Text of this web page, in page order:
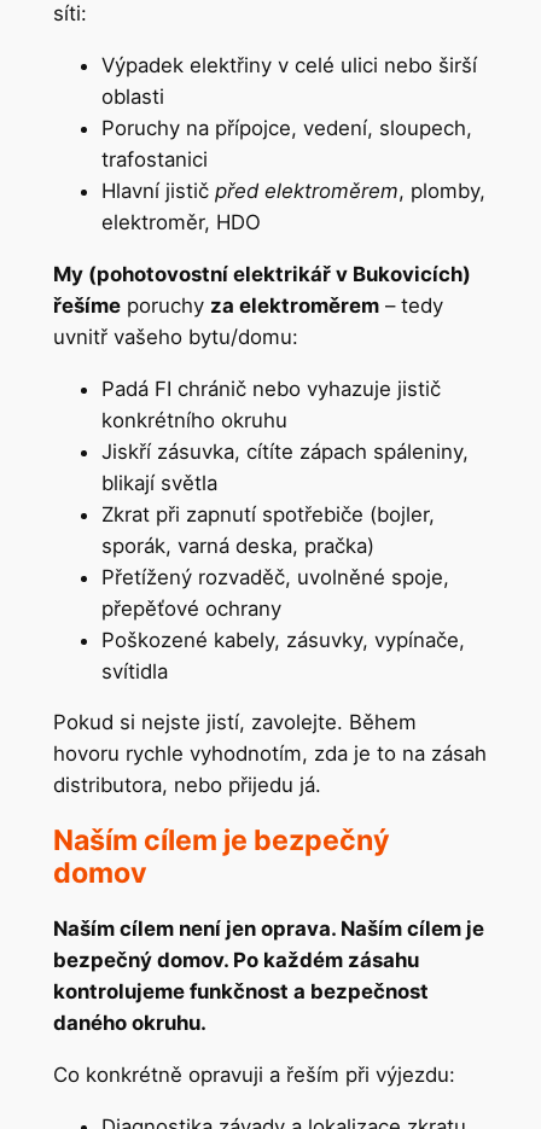
síti:
Výpadek elektřiny v celé ulici nebo širší
oblasti
Poruchy na přípojce, vedení, sloupech,
trafostanici
Hlavní jistič před elektroměrem, plomby,
elektroměr, HDO
My (pohotovostní elektrikář v Bukovicích)
řešímeporuchy za elektroměrem– tedy
uvnitř vašeho bytu/domu:
Padá FI chránič nebo vyhazuje jistič
konkrétního okruhu
Jiskří zásuvka, cítíte zápach spáleniny,
blikají světla
Zkrat při zapnutí spotřebiče (bojler,
sporák, varná deska, pračka)
Přetížený rozvaděč, uvolněné spoje,
přepěťové ochrany
Poškozené kabely, zásuvky, vypínače,
svítidla
Pokud si nejste jistí, zavolejte. Během
hovoru rychle vyhodnotím, zda je to na zásah
distributora, nebo přijedu já.
Naším cílem je bezpečný
domov
Naším cílem není jen oprava. Naším cílem je
bezpečný domov. Po každém zásahu
kontrolujeme funkčnost a bezpečnost
daného okruhu.
Co konkrétně opravuji a řeším při výjezdu: